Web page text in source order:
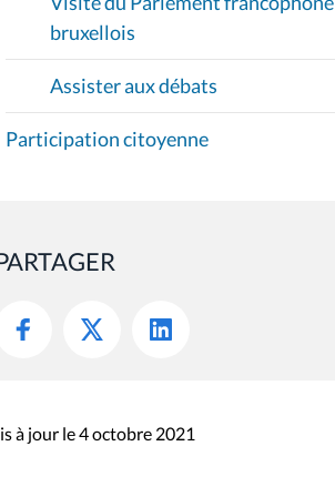
bruxellois
Assister aux débats
Participation citoyenne
à jour le 4 octobre 2021